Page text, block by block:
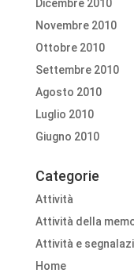
Dicembre 2010
Novembre 2010
Ottobre 2010
Settembre 2010
Agosto 2010
Luglio 2010
Giugno 2010
Categorie
Attività
Attività della
Attività e
Home